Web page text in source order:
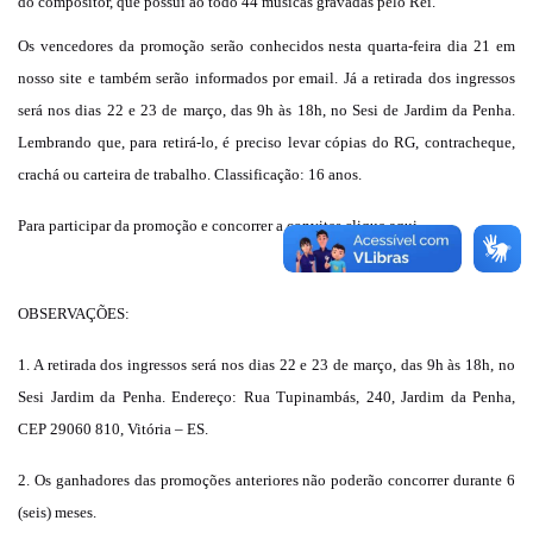
Os vencedores da promoção serão conhecidos nesta quarta-feira dia 21 em
nosso site e também serão informados por email. Já a retirada dos ingressos
será nos dias 22 e 23 de março, das 9h às 18h, no Sesi de Jardim da Penha.
Lembrando que, para retirá-lo, é preciso levar cópias do RG, contracheque,
crachá ou carteira de trabalho. Classificação: 16 anos.
Para participar da promoção e concorrer a convitesclique aqui.
OBSERVAÇÕES:
1. Aretirada dos ingressos será nos dias 22 e 23 de março, das 9h às 18h, no
Sesi Jardim da Penha. Endereço: Rua Tupinambás, 240, Jardim da Penha,
CEP 29060 810, Vitória – ES.
2. Os ganhadores das promoções anteriores não poderão concorrer durante 6
(seis) meses.